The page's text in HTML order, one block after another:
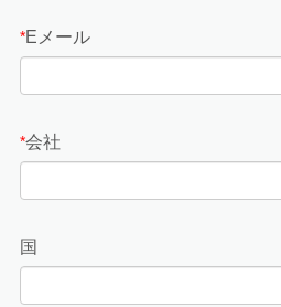
*Eメール
*会社
国